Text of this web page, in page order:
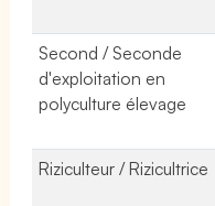
Second / Seconde
d'exploitation en
polyculture élevage
Riziculteur / Rizicultrice